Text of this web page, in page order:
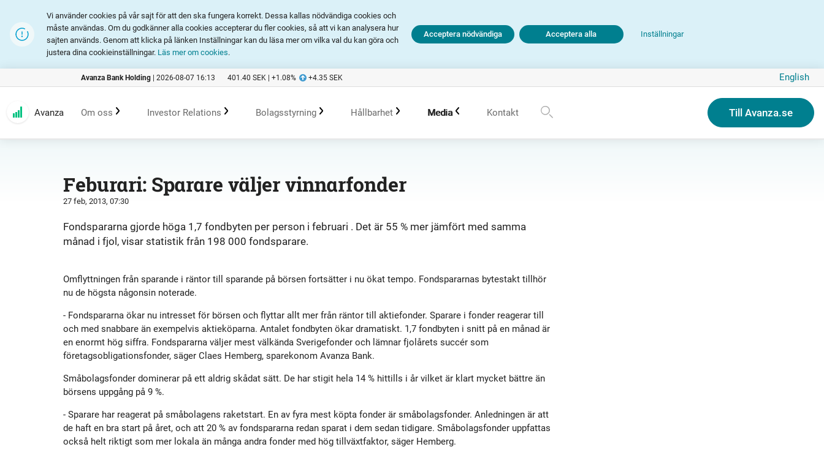
Vi använder cookies på vår sajt för att den ska fungera korrekt. Dessa kallas nödvändiga cookies och
måste användas. Om du godkänner alla cookies accepterar du fler cookies, så att vi kan analysera hur
sajten används. Genom att klicka på länken Inställningar kan du läsa mer om vilka val du kan göra och
justera dina cookieinställningar. Läs mer om cookies.
Inställningar
Acceptera nödvändiga Acceptera alla
Avanza Bank Holding | 2026-08-07 16:13 401.40 SEK | +1.08% +4.35 SEK English
Avanza Om oss
Erbjudande
Marknadsföring
Historik
Utmärkelser
Kultur
Organisation
Avanza Fonder
Investor Relations
Finansiell statistik
Aktien
Primärkapitalinstrument
Kalender
Förlagslån
Bolagsstyrning
Bolagsstämma
Styrelse
Koncernledning
Valberedning
Incitamentsprogram
Hållbarhet Media
Bildbank
Sociala medier
Kontakt Till Avanza.se
Feburari: Sparare väljer vinnarfonder
27 feb, 2013, 07:30
Fondspararna gjorde höga 1,7 fondbyten per person i februari . Det är 55 % mer jämfört med samma
månad i fjol, visar statistik från 198 000 fondsparare.
Omflyttningen från sparande i räntor till sparande på börsen fortsätter i nu ökat tempo. Fondspararnas bytestakt tillhör
nu de högsta någonsin noterade.
- Fondspararna ökar nu intresset för börsen och flyttar allt mer från räntor till aktiefonder. Sparare i fonder reagerar till
och med snabbare än exempelvis aktieköparna. Antalet fondbyten ökar dramatiskt. 1,7 fondbyten i snitt på en månad är
en enormt hög siffra. Fondspararna väljer mest välkända Sverigefonder och lämnar fjolårets succér som
företagsobligationsfonder, säger Claes Hemberg, sparekonom Avanza Bank.
Småbolagsfonder dominerar på ett aldrig skådat sätt. De har stigit hela 14 % hittills i år vilket är klart mycket bättre än
börsens uppgång på 9 %.
- Sparare har reagerat på småbolagens raketstart. En av fyra mest köpta fonder är småbolagsfonder. Anledningen är att
de haft en bra start på året, och att 20 % av fondspararna redan sparat i dem sedan tidigare. Småbolagsfonder uppfattas
också helt riktigt som mer lokala än många andra fonder med hög tillväxtfaktor, säger Hemberg.